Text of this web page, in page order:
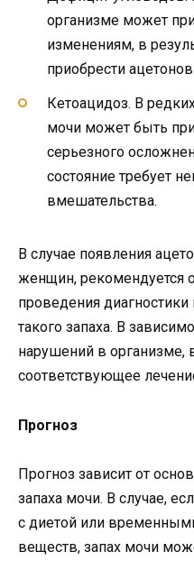
организме может
изменениям, в
приобрести
Кетоацидоз. В
мочи может быть
серьезного
состояние требует
вмешательства.
В случае появления
женщин, рекомендуется
проведения
такого запаха. В
нарушений в организме,
соответствующее
Прогноз
Прогноз зависит от
запаха мочи. В случае,
с диетой или
веществ, запах мочи